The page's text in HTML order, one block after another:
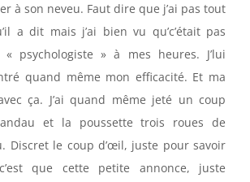
à son neveu. Faut dire que j’ai pas tout
a dit mais j’ai bien vu qu’c’était pas
« psychologiste » à mes heures. J’lui
quand même mon efficacité. Et ma
ça. J’ai quand même jeté un coup
et la poussette trois roues de
Discret le coup d’œil, juste pour savoir
que cette petite annonce, juste